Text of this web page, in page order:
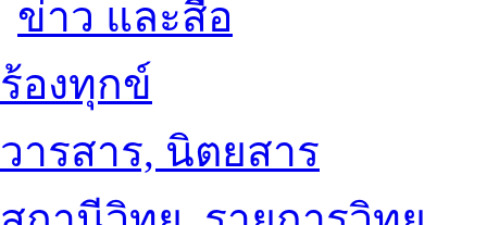
ร้องทุกข์
วารสาร, นิตยสาร